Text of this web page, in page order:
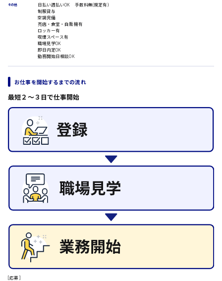
ラウンダー営業
ルート営業
施設管理・整備
施工管理
配送・ドライバー
東広島市
安芸高田市
山県郡
安芸郡
日給10000円以上
その他
日払い週払いOK 手数料無(規定有)
制服貸与
空調完備
売店・食堂・自販機有
ロッカー有
喫煙スペース有
職場見学OK
即日内定OK
勤務開始日相談OK
お仕事を開始するまでの流れ
最短２〜３日で仕事開始
[応募]